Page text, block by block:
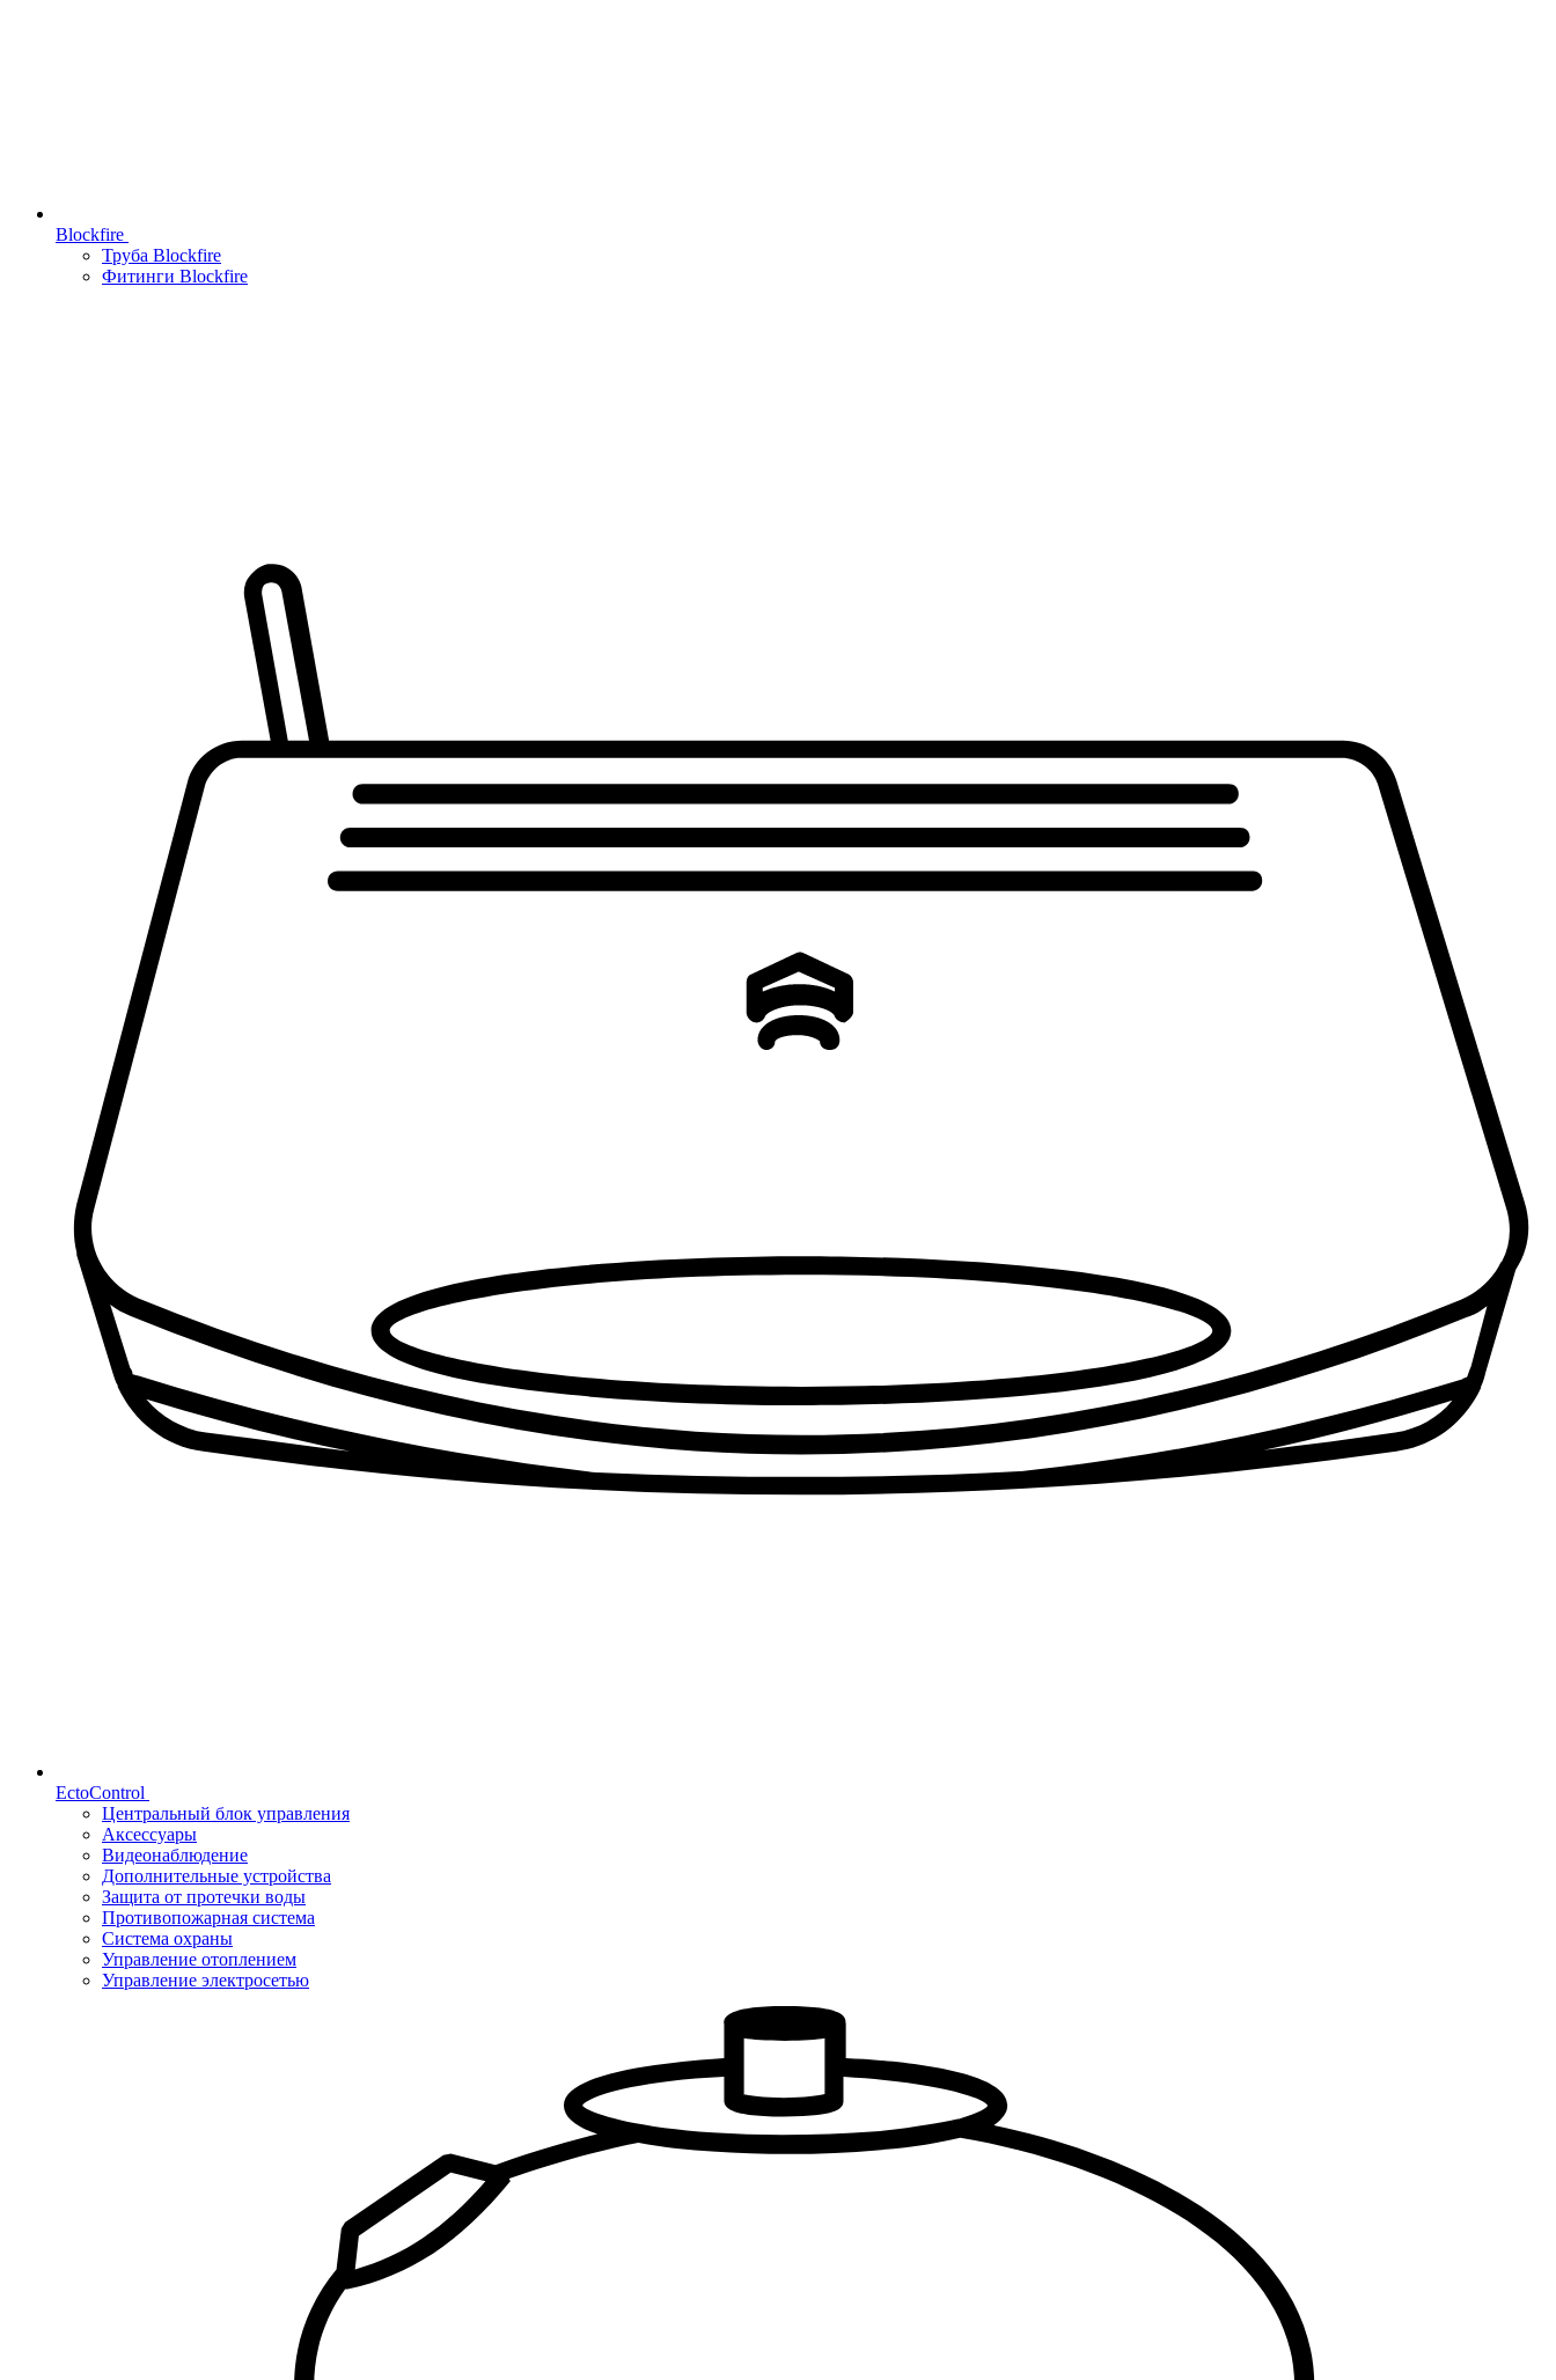
Blockfire
Труба Blockfire
Фитинги Blockfire
EctoControl
Центральный блок управления
Аксессуары
Видеонаблюдение
Дополнительные устройства
Защита от протечки воды
Противопожарная система
Система охраны
Управление отоплением
Управление электросетью